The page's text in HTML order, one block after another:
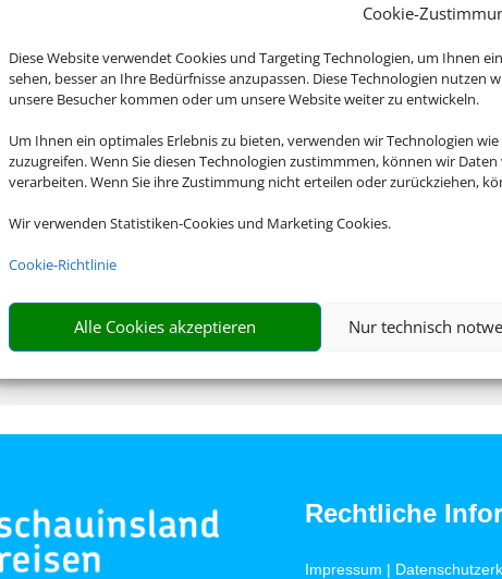
Cookie-
Diese Website verwendet Cookies und Targeting Technologien, um Ihnen
sehen, besser an Ihre Bedürfnisse anzupassen. Diese Technologien
unsere Besucher kommen oder um unsere Website weiter zu entwickeln.
Um Ihnen ein optimales Erlebnis zu bieten, verwenden wir Technologien
zuzugreifen. Wenn Sie diesen Technologien zustimmmen, können wir
verarbeiten. Wenn Sie ihre Zustimmung nicht erteilen oder zurückziehen,
Wir verwenden Statistiken-Cookies und Marketing Cookies.
Cookie-Richtlinie
Alle Cookies akzeptieren Nur technisch
7 Nächte im
Rechtliche
Impressum |